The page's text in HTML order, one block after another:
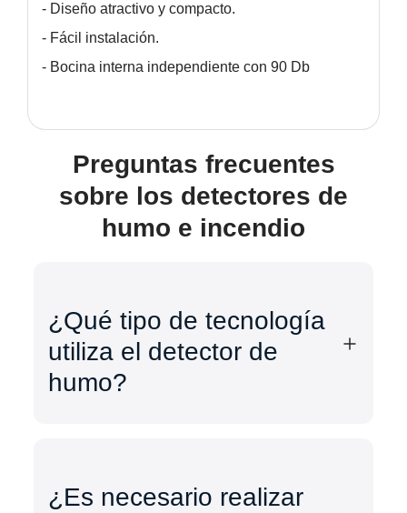
- Diseño atractivo y compacto.
- Fácil instalación.
- Bocina interna independiente con 90 Db
Preguntas frecuentes
sobre los detectores de
humo e incendio
¿Qué tipo de tecnología
utiliza el detector de
humo?
¿Es necesario realizar